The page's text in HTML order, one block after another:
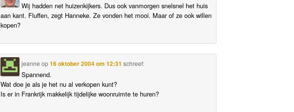
Wij hadden net huizenkijkers. Dus ook vanmorgen snelsnel het huis
aan kant. Fluffen, zegt Hanneke. Ze vonden het mooi. Maar of ze ook willen
kopen?
jeanne op16 oktober 2004 om 12:31 schreef:
Spannend.
Wat doe je als je het nu al verkopen kunt?
Is er in Frankrijk makkelijk tijdelijke woonruimte te huren?